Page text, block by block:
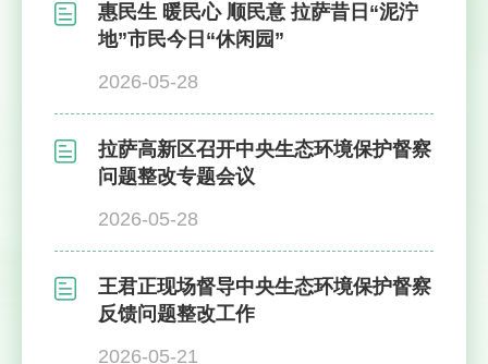
惠民生 暖民心 顺民意 拉萨昔日“泥泞
地”市民今日“休闲园”
2026-05-28
拉萨高新区召开中央生态环境保护督察
问题整改专题会议
2026-05-28
王君正现场督导中央生态环境保护督察
反馈问题整改工作
2026-05-21